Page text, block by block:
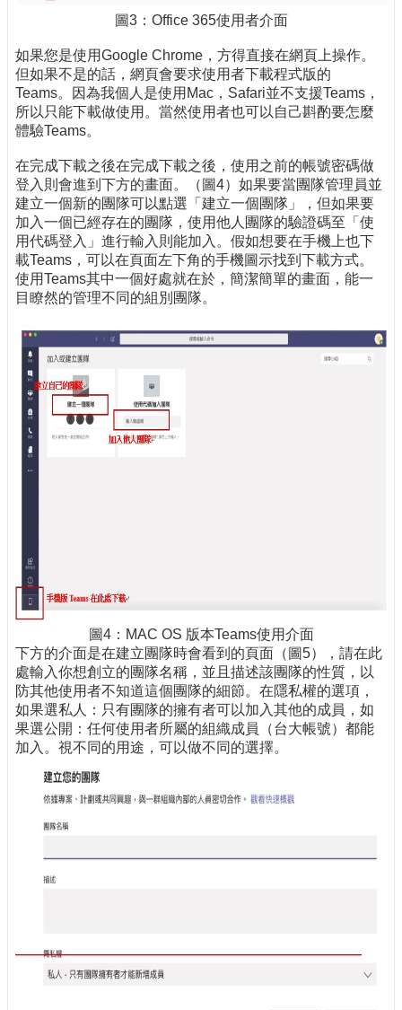
圖3：Office 365使用者介面
如果您是使用Google Chrome，方得直接在網頁上操作。
但如果不是的話，網頁會要求使用者下載程式版的
Teams。因為我個人是使用Mac，Safari並不支援Teams，
所以只能下載做使用。當然使用者也可以自己斟酌要怎麼
體驗Teams。
在完成下載之後在完成下載之後，使用之前的帳號密碼做
登入則會進到下方的畫面。（圖4）如果要當團隊管理員並
建立一個新的團隊可以點選「建立一個團隊」，但如果要
加入一個已經存在的團隊，使用他人團隊的驗證碼至「使
用代碼登入」進行輸入則能加入。假如想要在手機上也下
載Teams，可以在頁面左下角的手機圖示找到下載方式。
使用Teams其中一個好處就在於，簡潔簡單的畫面，能一
目瞭然的管理不同的組別團隊。
圖4：MAC OS 版本Teams使用介面
下方的介面是在建立團隊時會看到的頁面（圖5），請在此
處輸入你想創立的團隊名稱，並且描述該團隊的性質，以
防其他使用者不知道這個團隊的細節。在隱私權的選項，
如果選私人：只有團隊的擁有者可以加入其他的成員，如
果選公開：任何使用者所屬的組織成員（台大帳號）都能
加入。視不同的用途，可以做不同的選擇。